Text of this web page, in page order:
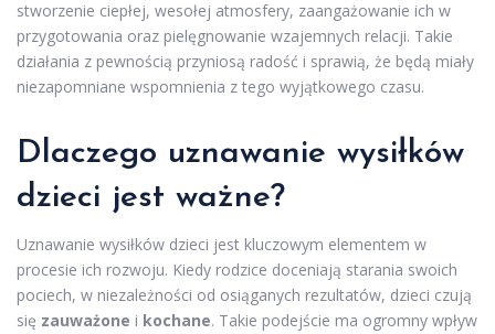
stworzenie ciepłej, wesołej atmosfery, zaangażowanie ich w
przygotowania oraz pielęgnowanie wzajemnych relacji. Takie
działania z pewnością przyniosą radość i sprawią, że będą miały
niezapomniane wspomnienia z tego wyjątkowego czasu.
Dlaczego uznawanie wysiłków
dzieci jest ważne?
Uznawanie wysiłków dzieci jest kluczowym elementem w
procesie ich rozwoju. Kiedy rodzice doceniają starania swoich
pociech, w niezależności od osiąganych rezultatów, dzieci czują
się zauważone i kochane. Takie podejście ma ogromny wpływ